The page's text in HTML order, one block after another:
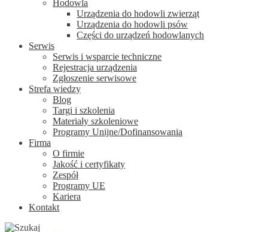
Hodowla
Urządzenia do hodowli zwierząt
Urządzenia do hodowli psów
Części do urządzeń hodowlanych
Serwis
Serwis i wsparcie techniczne
Rejestracja urządzenia
Zgłoszenie serwisowe
Strefa wiedzy
Blog
Targi i szkolenia
Materiały szkoleniowe
Programy Unijne/Dofinansowania
Firma
O firmie
Jakość i certyfikaty
Zespół
Programy UE
Kariera
Kontakt